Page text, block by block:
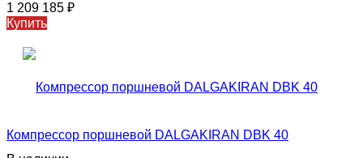
1 209 185 ₽
Купить
Компрессор поршневой DALGAKIRAN DBK 40